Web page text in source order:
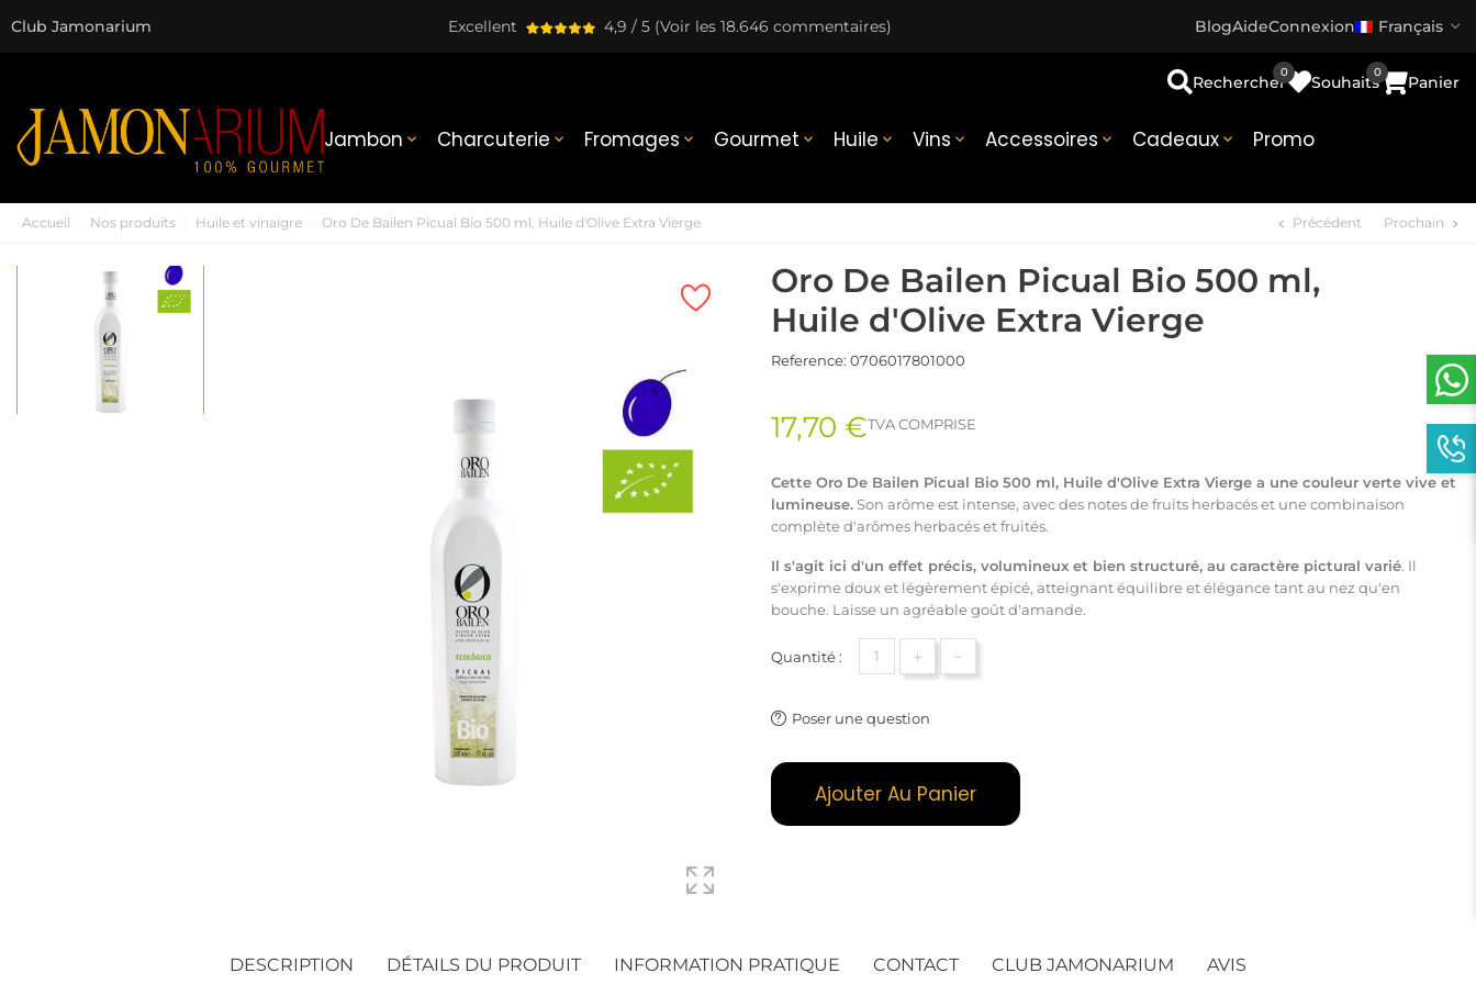
Club Jamonarium Excellent 4,9 / 5 (Voir les 18.646 commentaires) BlogAideConnexion Français
Jambon  Charcuterie  Fromages  Gourmet  Huile  Vins  Accessoires  Cadeaux  Promo
Rechercher Souhaits
0
Panier
0
Accueil Nos produits Huile et vinaigre Oro De Bailen Picual Bio 500 ml, Huile d'Olive Extra Vierge chevron_left Précédent Prochain chevron_right
Oro De Bailen Picual Bio 500 ml,
Huile d'Olive Extra Vierge
Reference: 0706017801000
17,70 €TVA COMPRISE
Cette Oro De Bailen Picual Bio 500 ml, Huile d'Olive Extra Vierge a une couleur verte vive et
lumineuse.Son arôme est intense, avec des notes de fruits herbacés et une combinaison
complète d'arômes herbacés et fruités.
Il s'agit ici d'un effet précis, volumineux et bien structuré, au caractère pictural varié. Il
s'exprime doux et légèrement épicé, atteignant équilibre et élégance tant au nez qu'en
bouche. Laisse un agréable goût d'amande.
Quantité : + -
Poser une question
Ajouter Au Panier
DESCRIPTION DÉTAILS DU PRODUIT INFORMATION PRATIQUE CONTACT CLUB JAMONARIUM AVIS